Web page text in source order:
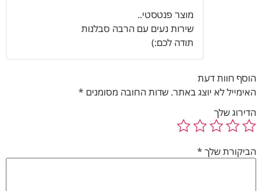
מוצר פנטסטי..
שירות נעים עם הרבה סבלנות
תודה לכם:)
הוסף חוות דעת
האימייל לא יוצג באתר. שדות החובה מסומנים *
הדירוג שלך
הביקורת שלך *